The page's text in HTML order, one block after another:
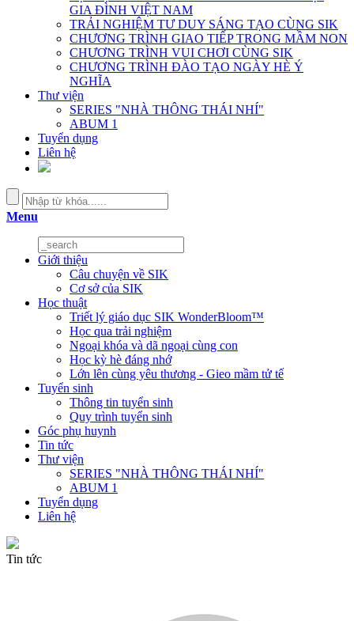
GIA ĐÌNH VIỆT NAM
TRẢI NGHIỆM TƯ DUY SÁNG TẠO CÙNG SIK
CHƯƠNG TRÌNH GIAO TIẾP TRONG MẦM NON
CHƯƠNG TRÌNH VUI CHƠI CÙNG SIK
CHƯƠNG TRÌNH ĐÀO TẠO NGÀY HÈ Ý
NGHĨA
Thư viện
SERIES "NHÀ THÔNG THÁI NHÍ"
ABUM 1
Tuyển dụng
Liên hệ
Menu
Giới thiệu
Câu chuyện về SIK
Cơ sở của SIK
Học thuật
Triết lý giáo dục SIK WonderBloom™
Học qua trải nghiệm
Ngoại khóa và dã ngoại cùng con
Học kỳ hè đáng nhớ
Lớn lên cùng yêu thương - Gieo mầm tử tế
Tuyển sinh
Thông tin tuyển sinh
Quy trình tuyển sinh
Góc phụ huynh
Tin tức
Thư viện
SERIES "NHÀ THÔNG THÁI NHÍ"
ABUM 1
Tuyển dụng
Liên hệ
Tin tức